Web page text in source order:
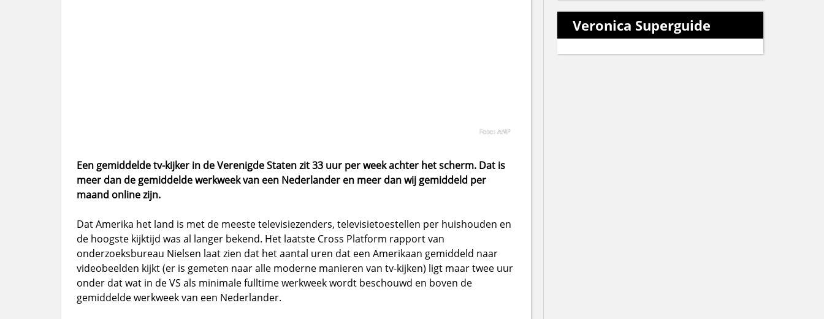
Foto: ANP
Een gemiddelde tv-kijker in de Verenigde Staten zit 33 uur per week achter het scherm. Dat is
meer dan de gemiddelde werkweek van een Nederlander en meer dan wij gemiddeld per
maand online zijn.
Dat Amerika het land is met de meeste televisiezenders, televisietoestellen per huishouden en
de hoogste kijktijd was al langer bekend. Het laatste Cross Platform rapport van
onderzoeksbureau Nielsen laat zien dat het aantal uren dat een Amerikaan gemiddeld naar
videobeelden kijkt (er is gemeten naar alle moderne manieren van tv-kijken) ligt maar twee uur
onder dat wat in de VS als minimale fulltime werkweek wordt beschouwd en boven de
gemiddelde werkweek van een Nederlander.
Veronica Superguide